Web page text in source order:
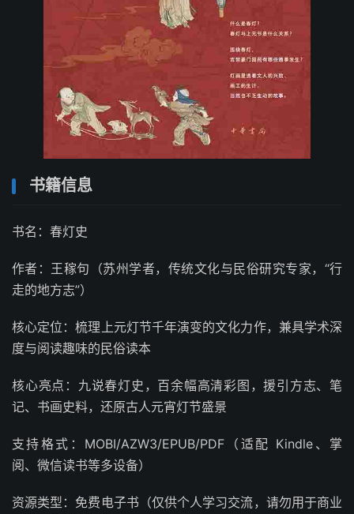
书籍信息
书名：春灯史
作者：王稼句（苏州学者，传统文化与民俗研究专家，“行
走的地方志”）
核心定位：梳理上元灯节千年演变的文化力作，兼具学术深
度与阅读趣味的民俗读本
核心亮点：九说春灯史，百余幅高清彩图，援引方志、笔
记、书画史料，还原古人元宵灯节盛景
支持格式：MOBI/AZW3/EPUB/PDF（适配 Kindle、掌
阅、微信读书等多设备）
资源类型：免费电子书（仅供个人学习交流，请勿用于商业